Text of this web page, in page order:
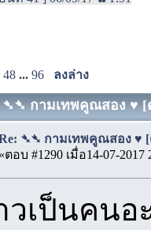
48 ...96 ลงล่าง
กามเทพคูณสอง ♥ [ต
➴➴ กามเทพคูณสอง ♥ [
«ตอบ #1290 เมื่อ14-07-2017
วเป็นคนอ